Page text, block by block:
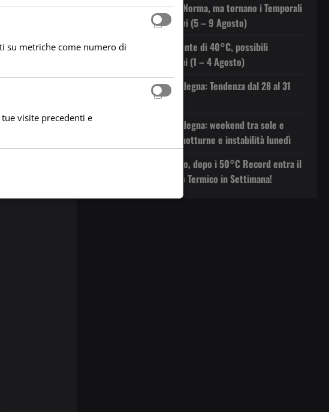
Il Caldo rientra nella Norma, ma tornano i Temporali
Pomeridiani sui Rilievi (5 – 9 Agosto)
Caldo in Aumento: Punte di 40°C, possibili
Temporali Pomeridiani (1 – 4 Agosto)
Previsioni Meteo Sardegna: Tendenza dal 28 al 31
Previsioni Meteo Sardegna: weekend tra sole e
velature, poi piogge notturne e instabilità lunedì
Svolta meteo in Arrivo, dopo i 50°C Record entra il
Maestrale. Netto Calo Termico in Settimana!
su metriche come numero di
visite precedenti e